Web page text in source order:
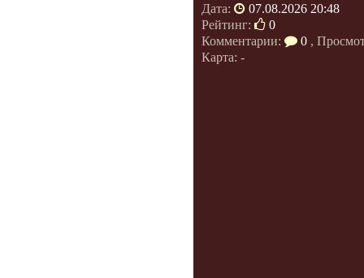
Дата:
07.08.2026 20:48
Рейтинг:
0
Комментарии:
0 ,
Карта: -